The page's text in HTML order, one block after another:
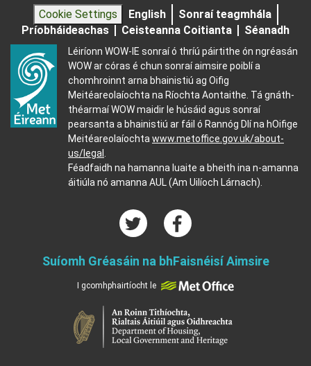
Cookie Settings English
Sonraí teagmhála
Príobháideachas
Ceisteanna Coitianta Séanadh
Léiríonn WOW-IE sonraí ó thríú páirtithe ón ngréasán
WOW ar córas é chun sonraí aimsire poiblí a
chomhroinnt arna bhainistiú ag Oifig
Meitéareolaíochta na Ríochta Aontaithe. Tá gnáth-
théarmaí WOW maidir le húsáid agus sonraí
pearsanta a bhainistiú ar fáil ó Rannóg Dlí na hOifige
Meitéareolaíochta www.metoffice.gov.uk/about-
us/legal
Féadfaidh na hamanna luaite a bheith ina n-amanna
áitiúla nó amanna AUL (Am Uilíoch Lárnach).
Suíomh Gréasáin na bhFaisnéisí Aimsire
I gcomhphairtíocht le